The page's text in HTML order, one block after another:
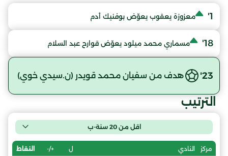
1' معزوزة يعقوب يعوّض بوفنيك أدم
18' مسماري محمد ميلود يعوّض قوارح عبد السلام
23' هدف من سفيان محمد قويدر (ن.سيدي خوي)
الترتيب
اقل من 20 سنة-ب
مركز النادي ل +/- النقاط